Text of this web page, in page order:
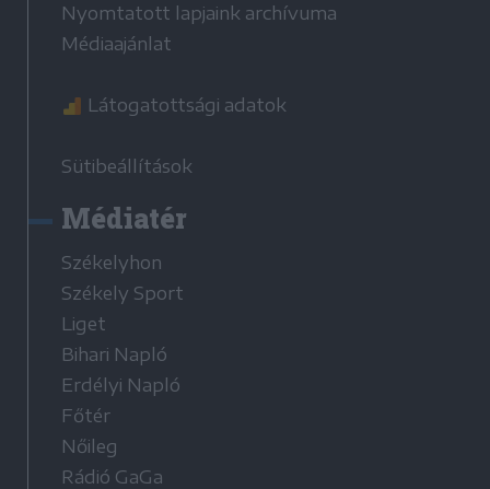
Nyomtatott lapjaink archívuma
Médiaajánlat
Látogatottsági adatok
Sütibeállítások
Médiatér
Székelyhon
Székely Sport
Liget
Bihari Napló
Erdélyi Napló
Főtér
Nőileg
Rádió GaGa